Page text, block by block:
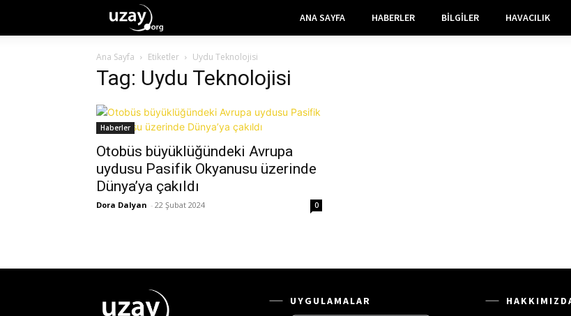
ANA SAYFA HABERLER BILGILER HAVACILIK
Ana Sayfa Etiketler Uydu Teknolojisi
Tag: Uydu Teknolojisi
Haberler
Otobüs büyüklüğündeki Avrupa
uydusu Pasifik Okyanusu üzerinde
Dünya’ya çakıldı
Dora Dalyan - 22 Şubat 2024 0
UYGULAMALAR